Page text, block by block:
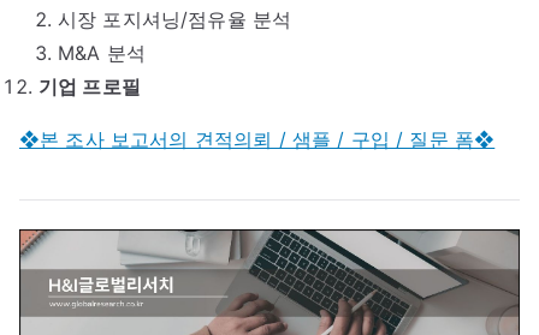
시장 포지셔닝/점유율 분석
M&A 분석
기업 프로필
❖본 조사 보고서의 견적의뢰 / 샘플 / 구입 / 질문 폼❖